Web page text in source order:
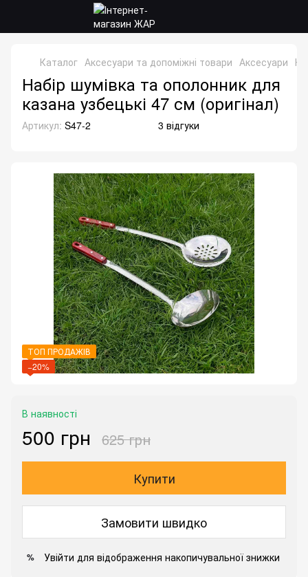
Каталог Аксесуари та допоміжні товари Аксесуари
Набір шумівка та ополонник для
казана узбецькі 47 см (оригінал)
Артикул: S47-2 3 відгуки
ТОП ПРОДАЖІВ
−20%
В наявності
500 грн 625 грн
Купити
Замовити швидко
% Увійти для відображення накопичувальної знижки